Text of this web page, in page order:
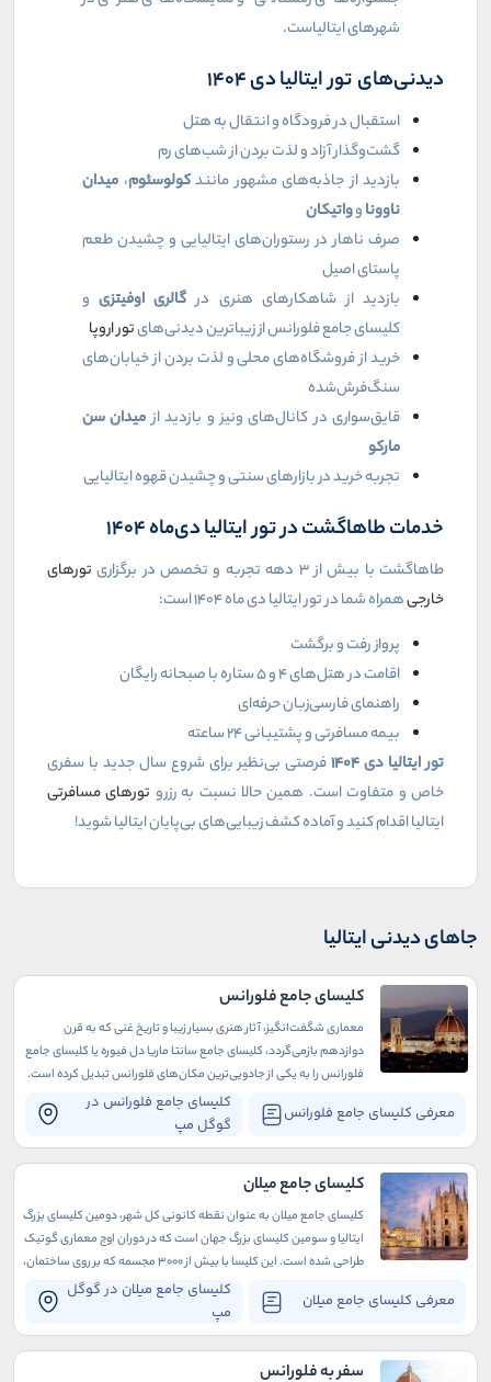
شهرهای ایتالیاست.
دیدنی‌های تور ایتالیا دی ۱۴۰۴
استقبال در فرودگاه و انتقال به هتل
گشت‌وگذار آزاد و لذت بردن از شب‌های رم
بازدید از جاذبه‌های مشهور مانندکولوسئوم، میدان
ناووناوواتیکان
صرف ناهار در رستوران‌های ایتالیایی و چشیدن طعم
پاستای اصیل
بازدید از شاهکارهای هنری در گالری اوفیتزیو
کلیسای جامع فلورانس از زیباترین دیدنی‌هایتور اروپا
خرید از فروشگاه‌های محلی و لذت بردن از خیابان‌های
سنگ‌فرش‌شده
قایق‌سواری در کانال‌های ونیز و بازدید ازمیدان سن
مارکو
تجربه خرید در بازارهای سنتی و چشیدن قهوه ایتالیایی
خدمات طاهاگشت در تور ایتالیا دی‌ماه ۱۴۰۴
طاهاگشت با بیش از ۳ دهه تجربه و تخصص در برگزاری
تورهای
خارجیهمراه شما در تور ایتالیا دی ماه ۱۴۰۴ است:
پرواز رفت و برگشت
اقامت در هتل‌های ۴ و ۵ ستاره با صبحانه رایگان
راهنمای فارسی‌زبان حرفه‌ای
بیمه مسافرتی و پشتیبانی ۲۴ ساعته
تور ایتالیا دی۱۴۰۴فرصتی بی‌نظیر برای شروع سال جدید با سفری
خاص و متفاوت است. همین حالا نسبت به رزرو تورهای مسافرتی
ایتالیا اقدام کنید و آماده کشف زیبایی‌های بی‌پایان ایتالیا شوید!
جاهای دیدنی ایتالیا
کلیسای جامع فلورانس
معرفی کلیسای جامع فلورانس
کلیسای جامع فلورانس در
گوگل مپ
معماری شگفت‌انگیز، آثار هنری بسیار زیبا و تاریخ غنی که به قرن
دوازدهم بازمی‌گردد، کلیسای جامع سانتا ماریا دل فیوره یا کلیسای جامع
فلورانس را به یکی از جادویی‌ترین مکان‌های فلورانس تبدیل کرده است.
این ساختمان باشکوه که در میدان دومو واقع شده، سومین کلیسای
بزرگ ایتالیا و یکی از با ارزش‌ترین گنجینه‌های فرهنگی این کشور است.
کلیسای جامع میلان
معرفی کلیسای جامع میلان
کلیسای جامع میلان در گوگل
مپ
کلیسای جامع میلان به عنوان نقطه کانونی کل شهر، دومین کلیسای بزرگ
ایتالیا و سومین کلیسای بزرگ جهان است که در دوران اوج معماری گوتیک
طراحی شده است. این کلیسا با بیش از 3000 مجسمه که بر روی ساختمان،
پشت بام و جایگاه غسل تعمید آن وجود دارند، یکی از زیباترین جاهای
دیدنی میلان است که حتما باید در سفر به این شهر از آن بازدید کنید.
سفر به فلورانس